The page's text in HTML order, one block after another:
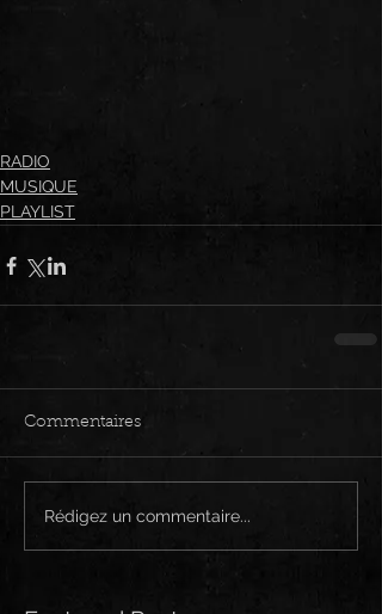
RADIO
MUSIQUE
PLAYLIST
Commentaires
Rédigez un commentaire...